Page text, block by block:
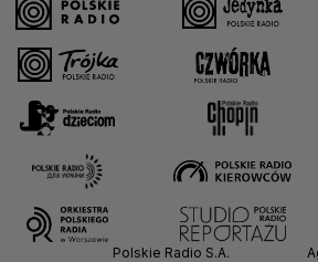
Polskie Radio S.A.